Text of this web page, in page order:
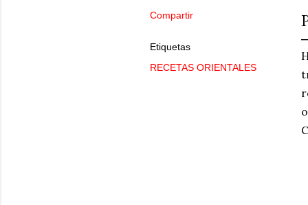
Compartir
Etiquetas
RECETAS ORIENTALES